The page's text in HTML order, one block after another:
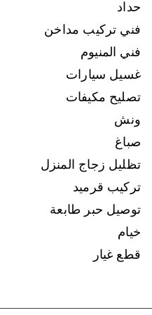
حداد
فني تركيب مداخن
فني المنيوم
غسيل سيارات
تصليح مكيفات
ونش
صباغ
تظليل زجاج المنزل
تركيب قرميد
توصيل حبر طابعة
خيام
قطع غيار